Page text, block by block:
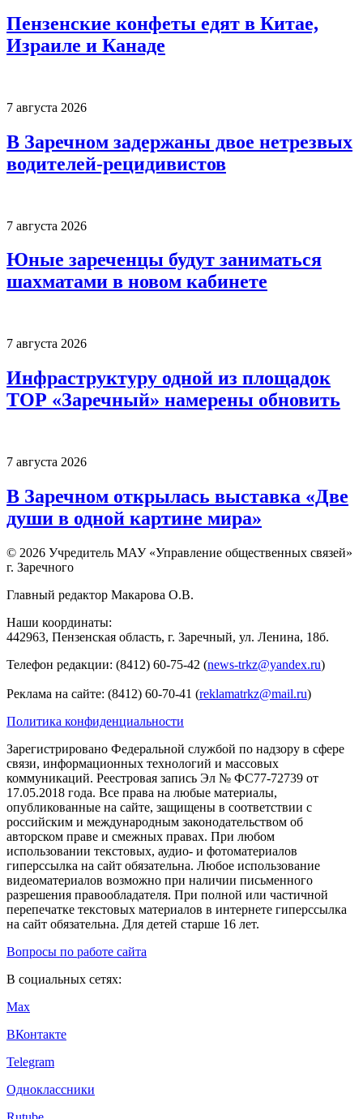
Пензенские конфеты едят в Китае,
Израиле и Канаде
7 августа 2026
В Заречном задержаны двое нетрезвых
водителей-рецидивистов
7 августа 2026
Юные зареченцы будут заниматься
шахматами в новом кабинете
7 августа 2026
Инфраструктуру одной из площадок
ТОР «Заречный» намерены обновить
7 августа 2026
В Заречном открылась выставка «Две
души в одной картине мира»
© 2026 Учредитель МАУ «Управление общественных связей»
г. Заречного
Главный редактор Макарова О.В.
Наши координаты:
442963, Пензенская область, г. Заречный, ул. Ленина, 18б.
Телефон редакции: (8412) 60-75-42 (news-trkz@yandex.ru)
Реклама на сайте: (8412) 60-70-41 (reklamatrkz@mail.ru)
Политика конфиденциальности
Зарегистрировано Федеральной службой по надзору в сфере
связи, информационных технологий и массовых
коммуникаций. Реестровая запись Эл № ФС77-72739 от
17.05.2018 года. Все права на любые материалы,
опубликованные на сайте, защищены в соответствии с
российским и международным законодательством об
авторском праве и смежных правах. При любом
использовании текстовых, аудио- и фотоматериалов
гиперссылка на сайт обязательна. Любое использование
видеоматериалов возможно при наличии письменного
разрешения правообладателя. При полной или частичной
перепечатке текстовых материалов в интернете гиперссылка
на сайт обязательна. Для детей старше 16 лет.
Вопросы по работе сайта
В социальных сетях:
Max
ВКонтакте
Telegram
Одноклассники